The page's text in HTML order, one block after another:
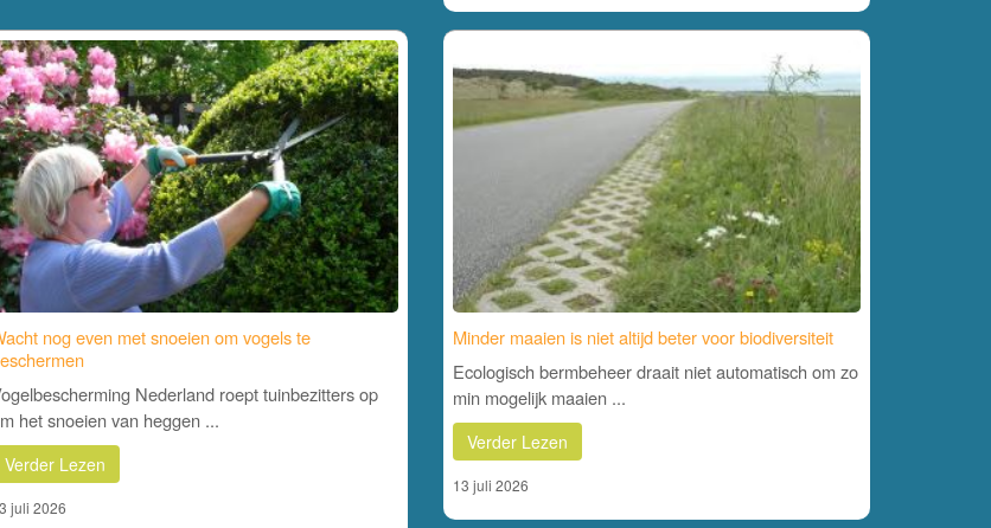
nog even met snoeien om vogels te
Nederland roept tuinbezitters op
het snoeien van heggen ...
Verder Lezen
juli 2026
Minder maaien is niet altijd beter voor biodiversiteit
Ecologisch bermbeheer draait niet automatisch om zo
min mogelijk maaien ...
Verder Lezen
13 juli 2026